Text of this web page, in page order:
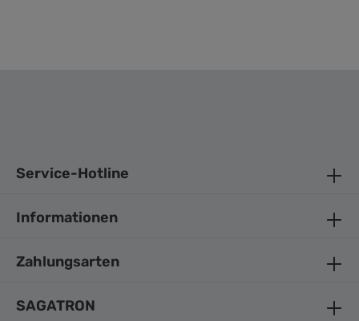
SAGATRON
Service-Hotline
Informationen
Zahlungsarten